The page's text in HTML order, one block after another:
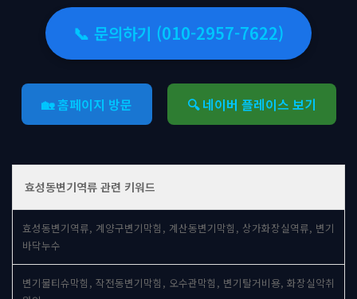
📞 문의하기 (010-2957-7622)
🏡 홈페이지 방문 🔍 네이버 플레이스 보기
효성동변기역류 관련 키워드
효성동변기역류, 계양구변기막힘, 계산동변기막힘, 상가화장실역류, 변기
바닥누수
변기물티슈막힘, 작전동변기막힘, 오수관막힘, 변기탈거비용, 화장실악취